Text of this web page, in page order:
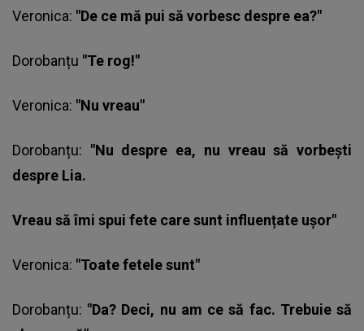
Veronica: "De ce mă pui să vorbesc despre ea?"
Dorobanțu "Te rog!"
Veronica: "Nu vreau"
Dorobanțu: "Nu despre ea, nu vreau să vorbești
despre Lia.
Vreau să îmi spui fete care sunt influențate ușor"
Veronica: "Toate fetele sunt"
Dorobanțu: "Da? Deci, nu am ce să fac. Trebuie să